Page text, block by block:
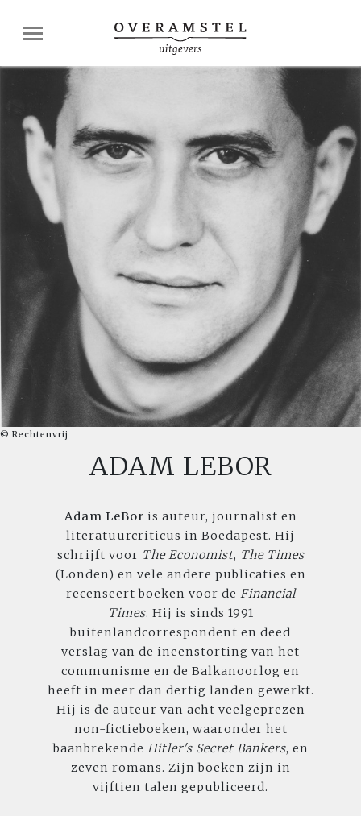
© Rechtenvrij
ADAM LEBOR
Adam LeBor is auteur, journalist en
literatuurcriticus in Boedapest. Hij
schrijft voor The Economist, The Times
(Londen) en vele andere publicaties en
recenseert boeken voor de Financial
Times. Hij is sinds 1991
buitenlandcorrespondent en deed
verslag van de ineenstorting van het
communisme en de Balkanoorlog en
heeft in meer dan dertig landen gewerkt.
Hij is de auteur van acht veelgeprezen
non-fictieboeken, waaronder het
baanbrekende Hitler's Secret Bankers, en
zeven romans. Zijn boeken zijn in
vijftien talen gepubliceerd.